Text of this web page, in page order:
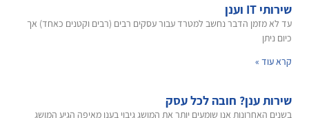
שירותי IT וענן
עד לא מזמן הדבר נחשב למטרד עבור עסקים רבים (רבים וקטנים כאחד) אך
כיום ניתן
קרא עוד »
שירות ענן? חובה לכל עסק
בשנים האחרונות אנו שומעים יותר את המושג גיבוי בענן מאיפה הגיע המושג